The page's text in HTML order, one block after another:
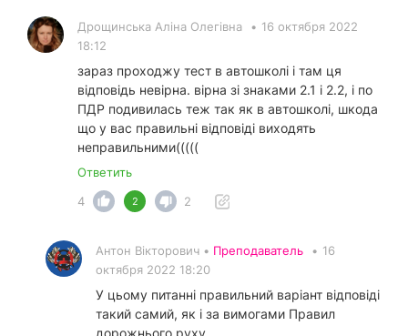
Дрощинська Аліна Олегівна • 16 октября 2022
18:12
зараз проходжу тест в автошколі і там ця
відповідь невірна. вірна зі знаками 2.1 і 2.2, і по
ПДР подивилась теж так як в автошколі, шкода
що у вас правильні відповіді виходять
неправильними(((((
Ответить
4
2 2
Антон Вікторович • Преподаватель • 16
октября 2022 18:20
У цьому питанні правильний варіант відповіді
такий самий, як і за вимогами Правил